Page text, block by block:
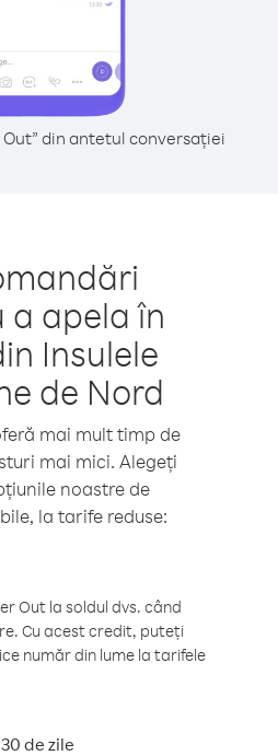
din antetul conversației
a apela în
Insulele
de Nord
mai mult timp de
mai mici. Alegeți
noastre de
la tarife reduse:
Out la soldul dvs. când
Cu acest credit, puteți
număr din lume la tarifele
de zile